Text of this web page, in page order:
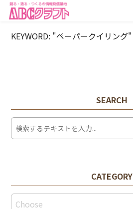
KEYWORD: "ペーパークイリング"
SEARCH
CATEGORY